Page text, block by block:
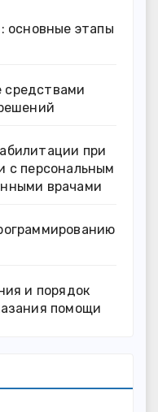
основные этапы
при
с персональным
врачами
и порядок
помощи